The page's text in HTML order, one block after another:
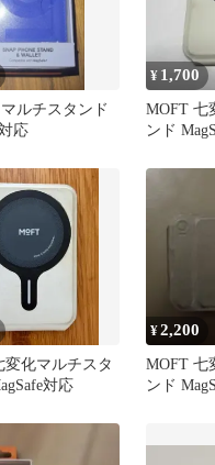
ルチスタンド
応
¥ 1,700
MOFT 七
ンド
変化マルチスタ
対応
¥2,200
MOFT 七
ンド